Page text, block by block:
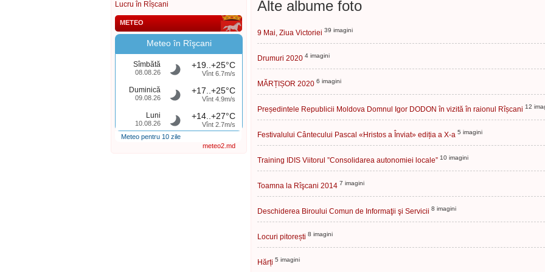
Lucru în Rîșcani
METEO
Meteo în Rîşcani
Sîmbătă
08.08.26
+19..+25°C
Vînt 6.7m/s
Duminică
09.08.26
+17..+25°C
Vînt 4.9m/s
Luni
10.08.26
+14..+27°C
Vînt 2.7m/s
Meteo pentru 10 zile
meteo2.md
Alte albume foto
9 Mai, Ziua Victoriei 39 imagini
Drumuri 2020 4 imagini
MĂRȚIȘOR 2020 6 imagini
Președintele Republicii Moldova Domnul Igor DODON în vizită în raionul Rîșcani 12
Festivalului Cântecului Pascal «Hristos a Înviat» ediția a X-a 5 imagini
Training IDIS Viitorul ”Consolidarea autonomiei locale” 10 imagini
Toamna la Rîşcani 2014 7 imagini
Deschiderea Biroului Comun de Informaţii şi Servicii 8 imagini
Locuri pitorești 8 imagini
Hărți 5 imagini